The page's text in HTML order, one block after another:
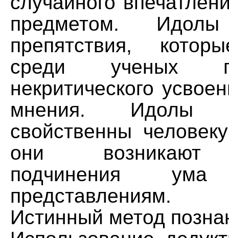
предметом.
препятствия,
среди ученых
некритического
мнения. Идолы
свойственны
они возникают
подчинения ума
представлениям.
Истинный метод